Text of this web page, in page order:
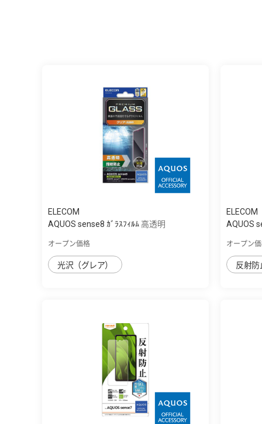
ELECOM
AQUOS sense8 ｶﾞﾗｽﾌｨﾙﾑ 高透明
オープン価格
光沢（グレア）
ELECOM
AQUOS
オープン
反射防